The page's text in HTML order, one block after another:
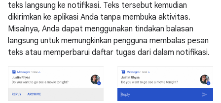
teks langsung ke notifikasi. Teks tersebut kemudian
dikirimkan ke aplikasi Anda tanpa membuka aktivitas.
Misalnya, Anda dapat menggunakan tindakan balasan
langsung untuk memungkinkan pengguna membalas pesan
teks atau memperbarui daftar tugas dari dalam notifikasi.